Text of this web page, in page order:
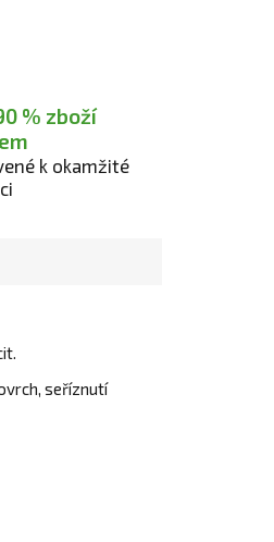
% zboží
k okamžité
seříznutí